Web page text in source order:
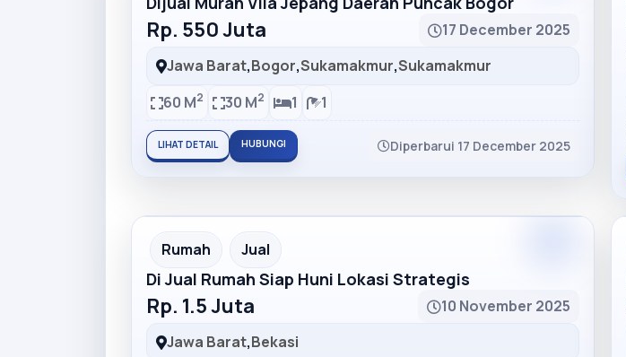
Rp. 550 Juta
17 December 2025
Jawa Barat,Bogor,Sukamakmur,Sukamakmur
60 M2 30 M2 1 1
LIHAT DETAIL HUBUNGI Diperbarui 17 December 2025
Partner Ad
Rumah Jual
Di Jual Rumah Siap Huni Lokasi Strategis
Rp. 1.5 Juta
10 November 2025
Jawa Barat,Bekasi